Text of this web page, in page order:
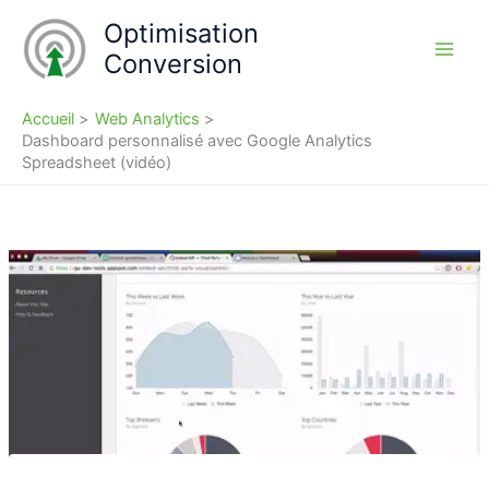
contenu
Optimisation
Conversion
Accueil
Web Analytics
Dashboard personnalisé avec Google Analytics
Spreadsheet (vidéo)